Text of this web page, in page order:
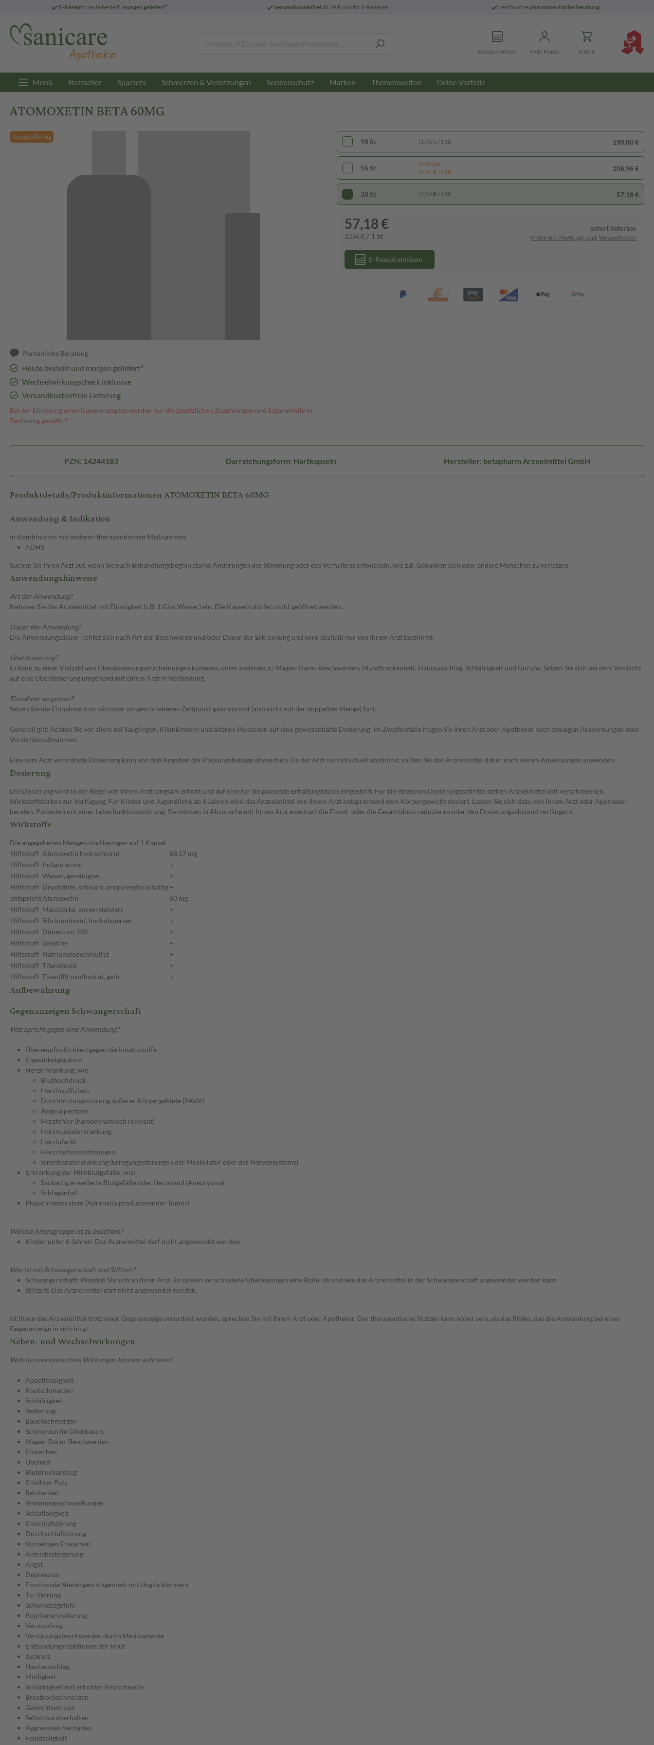
E-Rezept: Heute bestellt, morgen geliefert3 versandkostenfreiab 29 € und für E-Rezepte persönliche pharmazeutische Beratung
Rezept einlösen Mein Konto 0,00 €
Menü Bestseller Sparsets Schmerzen & Verletzungen Sonnenschutz Marken Themenwelten Deine Vorteile
ATOMOXETIN BETA 60MG
Rezeptpflichtig
Persönliche Beratung
Heute bestellt und morgen geliefert³
Wechselwirkungscheck inklusive
Versandkostenfreie Lieferung
Bei der Einlösung eines Kassenrezeptes werden nur die gesetzlichen Zuzahlungen und Eigenanteile in
Rechnung gestellt.⁴
98 St (1,95 € / 1 St) 190,80 €
56 St
Spartipp
(1,91 € / 1 St)
106,96 €
28 St (2,04 € / 1 St) 57,18 €
57,18 €
2,04 € / 1 St
sofort lieferbar
Preise inkl. MwSt. ggf. zzgl. Versandkosten
E-Rezept einlösen
PZN: 14244183 Darreichungsform: Hartkapseln Hersteller: betapharm Arzneimittel GmbH
Produktdetails/Produktinformationen ATOMOXETIN BETA 60MG
Anwendung & Indikation
In Kombination mit anderen therapeutischen Maßnahmen:
ADHS
Suchen Sie Ihren Arzt auf, wenn Sie nach Behandlungsbeginn starke Änderungen der Stimmung oder des Verhaltens entwickeln, wie z.B. Gedanken sich oder andere Menschen zu verletzen.
Anwendungshinweise
Art der Anwendung?
Nehmen Sie das Arzneimittel mit Flüssigkeit (z.B. 1 Glas Wasser) ein. Die Kapseln dürfen nicht geöffnet werden.
Dauer der Anwendung?
Die Anwendungsdauer richtet sich nach Art der Beschwerde und/oder Dauer der Erkrankung und wird deshalb nur von Ihrem Arzt bestimmt.
Überdosierung?
Es kann zu einer Vielzahl von Überdosierungserscheinungen kommen, unter anderem zu Magen-Darm-Beschwerden, Mundtrockenheit, Hautausschlag, Schläfrigkeit und Unruhe. Setzen Sie sich bei dem Verdacht
auf eine Überdosierung umgehend mit einem Arzt in Verbindung.
Einnahme vergessen?
Setzen Sie die Einnahme zum nächsten vorgeschriebenen Zeitpunkt ganz normal (also nicht mit der doppelten Menge) fort.
Generell gilt: Achten Sie vor allem bei Säuglingen, Kleinkindern und älteren Menschen auf eine gewissenhafte Dosierung. Im Zweifelsfalle fragen Sie Ihren Arzt oder Apotheker nach etwaigen Auswirkungen oder
Vorsichtsmaßnahmen.
Eine vom Arzt verordnete Dosierung kann von den Angaben der Packungsbeilage abweichen. Da der Arzt sie individuell abstimmt, sollten Sie das Arzneimittel daher nach seinen Anweisungen anwenden.
Dosierung
Die Dosierung wird in der Regel von Ihrem Arzt langsam erhöht und auf eine für Sie passende Erhaltungsdosis eingestellt. Für die einzelnen Dosierungsschritte stehen Arzneimittel mit verschiedenen
Wirkstoffstärken zur Verfügung. Für Kinder und Jugendliche ab 6 Jahren wird das Arzneimittel von Ihrem Arzt entsprechend dem Körpergewicht dosiert. Lassen Sie sich dazu von Ihrem Arzt oder Apotheker
beraten. Patienten mit einer Leberfunktionsstörung: Sie müssen in Absprache mit Ihrem Arzt eventuell die Einzel- oder die Gesamtdosis reduzieren oder den Dosierungsabstand verlängern.
Wirkstoffe
Die angegebenen Mengen sind bezogen auf 1 Kapsel
Hilfsstoff Atomoxetin hydrochlorid
68,57 mg
Hilfsstoff Indigocarmin
+
Hilfsstoff Wasser, gereinigtes
+
Hilfsstoff Drucktinte, schwarz, propylenglycolhaltig+
entsprichtAtomoxetin
60 mg
Hilfsstoff Maisstärke, vorverkleistert
+
Hilfsstoff Siliciumdioxid, hochdisperses
+
Hilfsstoff Dimeticon 350
+
Hilfsstoff Gelatine
+
Hilfsstoff Natriumdodecylsulfat
+
Hilfsstoff Titandioxid
+
Hilfsstoff Eisen(III)-oxidhydrat, gelb +
Aufbewahrung
Gegenanzeigen Schwangerschaft
Was spricht gegen eine Anwendung?
Überempfindlichkeit gegen die Inhaltsstoffe
Engwinkelglaukom
Herzerkrankung, wie:
Bluthochdruck
Herzinsuffizienz
Durchblutungsstörung äußerer Körpergebiete (PAVK)
Angina pectoris
Herzfehler (hämodynamisch relevant)
Herzmuskelerkrankung
Herzinfarkt
Herzrhythmusstörungen
Ionenkanalerkrankung (Erregungsstörungen der Muskulatur oder des Nervensystems)
Erkrankung der Hirnblutgefäße, wie:
Sackartig erweiterte Blutgefäße oder Herzwand (Aneurysma)
Schlaganfall
Phäochromocytom (Adrenalin produzierender Tumor)
Welche Altersgruppe ist zu beachten?
Kinder unter 6 Jahren: Das Arzneimittel darf nicht angewendet werden.
Was ist mit Schwangerschaft und Stillzeit?
Schwangerschaft: Wenden Sie sich an Ihren Arzt. Es spielen verschiedene Überlegungen eine Rolle, ob und wie das Arzneimittel in der Schwangerschaft angewendet werden kann.
Stillzeit: Das Arzneimittel darf nicht angewendet werden.
Ist Ihnen das Arzneimittel trotz einer Gegenanzeige verordnet worden, sprechen Sie mit Ihrem Arzt oder Apotheker. Der therapeutische Nutzen kann höher sein, als das Risiko, das die Anwendung bei einer
Gegenanzeige in sich birgt.
Neben- und Wechselwirkungen
Welche unerwünschten Wirkungen können auftreten?
Appetitlosigkeit
Kopfschmerzen
Schläfrigkeit
Sedierung
Bauchschmerzen
Schmerzen im Oberbauch
Magen-Darm-Beschwerden
Erbrechen
Übelkeit
Blutdruckanstieg
Erhöhter Puls
Reizbarkeit
Stimmungsschwankungen
Schlaflosigkeit
Einschlafstörung
Durchschlafstörung
Vorzeitiges Erwachen
Antriebssteigerung
Angst
Depression
Emotionale Niedergeschlagenheit mit Unglücklichsein
Tic-Störung
Schwindelgefühl
Pupillenerweiterung
Verstopfung
Verdauungsbeschwerden durch Medikamente
Entzündungsreaktionen der Haut
Juckreiz
Hautausschlag
Müdigkeit
Schläfrigkeit mit erhöhter Reizschwelle
Brustkorbschmerzen
Gewichtsverlust
Selbstmordverhalten
Aggressives Verhalten
Feindseligkeit